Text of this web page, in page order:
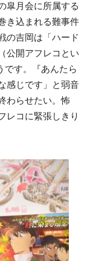
皐月会に所属する
き込まれる難事件
の吉岡は「ハード
公開アフレコとい
です。『あんたら
感じです」と弱音
わらせたい。怖
レコに緊張しきり